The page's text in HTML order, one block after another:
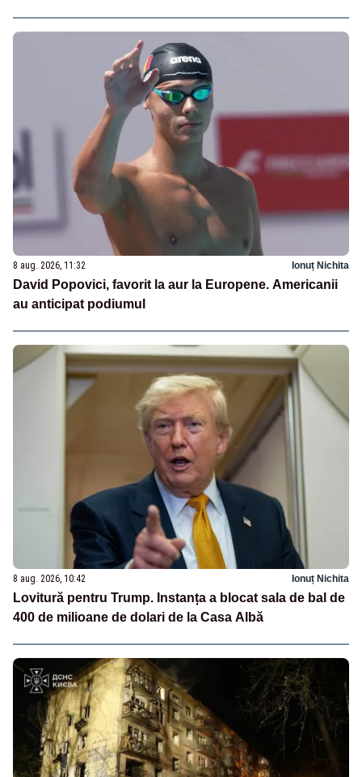
8 aug. 2026, 11:32 Ionuț Nichita
David Popovici, favorit la aur la Europene. Americanii
au anticipat podiumul
8 aug. 2026, 10:42 Ionuț Nichita
Lovitură pentru Trump. Instanța a blocat sala de bal de
400 de milioane de dolari de la Casa Albă